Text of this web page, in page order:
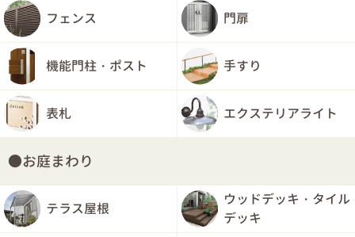
フェンス 門扉
機能門柱・ポスト 手すり
表札 エクステリアライト
お庭まわり
テラス屋根
ウッドデッキ・タイル
デッキ